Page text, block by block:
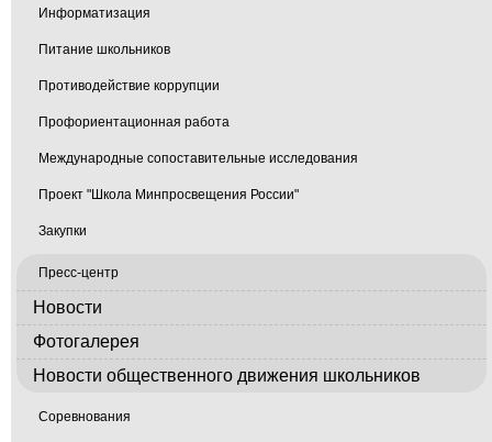
Информатизация
Питание школьников
Противодействие коррупции
Профориентационная работа
Международные сопоставительные исследования
Проект "Школа Минпросвещения России"
Закупки
Пресс-центр
Новости
Фотогалерея
Новости общественного движения школьников
Соревнования